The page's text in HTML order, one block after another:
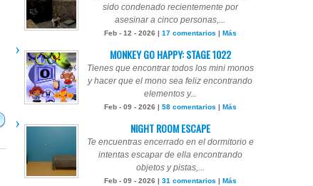
sido condenado recientemente por
asesinar a cinco personas,...
Feb - 12 - 2026 | 17 comentarios | Más
MONKEY GO HAPPY: STAGE 1022
Tienes que encontrar todos los mini monos
y hacer que el mono sea feliz encontrando
elementos y...
Feb - 09 - 2026 | 58 comentarios | Más
NIGHT ROOM ESCAPE
Te encuentras encerrado en el dormitorio e
intentas escapar de ella encontrando
objetos y pistas,...
Feb - 09 - 2026 | 31 comentarios | Más